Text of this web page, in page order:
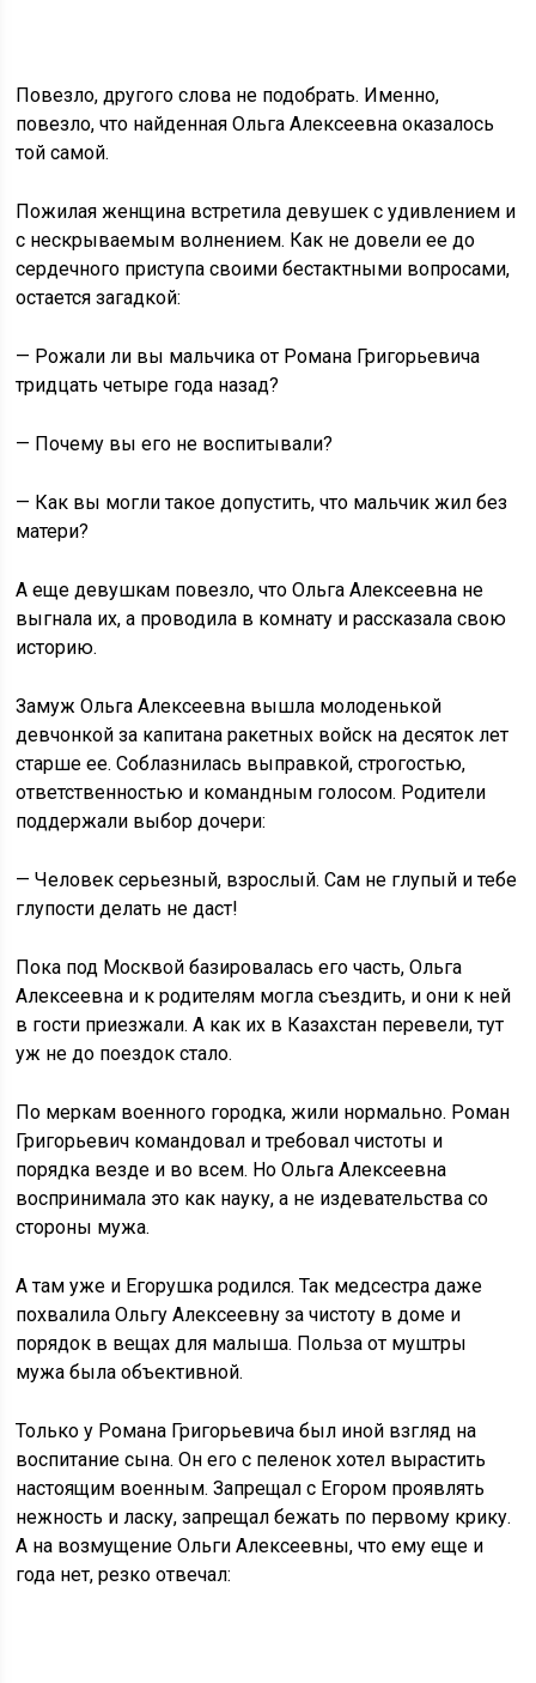
Повезло, другого слова не подобрать. Именно,
повезло, что найденная Ольга Алексеевна оказалось
той самой.
Пожилая женщина встретила девушек с удивлением и
с нескрываемым волнением. Как не довели ее до
сердечного приступа своими бестактными вопросами,
остается загадкой:
— Рожали ли вы мальчика от Романа Григорьевича
тридцать четыре года назад?
— Почему вы его не воспитывали?
— Как вы могли такое допустить, что мальчик жил без
матери?
А еще девушкам повезло, что Ольга Алексеевна не
выгнала их, а проводила в комнату и рассказала свою
историю.
Замуж Ольга Алексеевна вышла молоденькой
девчонкой за капитана ракетных войск на десяток лет
старше ее. Соблазнилась выправкой, строгостью,
ответственностью и командным голосом. Родители
поддержали выбор дочери:
— Человек серьезный, взрослый. Сам не глупый и тебе
глупости делать не даст!
Пока под Москвой базировалась его часть, Ольга
Алексеевна и к родителям могла съездить, и они к ней
в гости приезжали. А как их в Казахстан перевели, тут
уж не до поездок стало.
По меркам военного городка, жили нормально. Роман
Григорьевич командовал и требовал чистоты и
порядка везде и во всем. Но Ольга Алексеевна
воспринимала это как науку, а не издевательства со
стороны мужа.
А там уже и Егорушка родился. Так медсестра даже
похвалила Ольгу Алексеевну за чистоту в доме и
порядок в вещах для малыша. Польза от муштры
мужа была объективной.
Только у Романа Григорьевича был иной взгляд на
воспитание сына. Он его с пеленок хотел вырастить
настоящим военным. Запрещал с Егором проявлять
нежность и ласку, запрещал бежать по первому крику.
А на возмущение Ольги Алексеевны, что ему еще и
года нет, резко отвечал: